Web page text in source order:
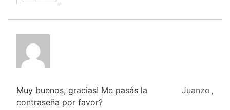
Juanzo ,
Muy buenos, gracias! Me pasás la
contraseña por favor?